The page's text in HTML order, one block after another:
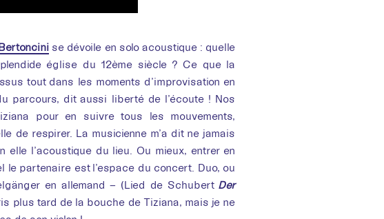
se dévoile en solo acoustique : quelle
église du 12ème siècle ? Ce que la
tout dans les moments d’improvisation en
parcours, dit aussi liberté de l’écoute ! Nos
pour en suivre tous les mouvements,
de respirer. La musicienne m’a dit ne jamais
elle l’acoustique du lieu. Ou mieux, entrer en
le partenaire est l’espace du concert. Duo, ou
en allemand – (Lied de Schubert Der
plus tard de la bouche de Tiziana, mais je ne